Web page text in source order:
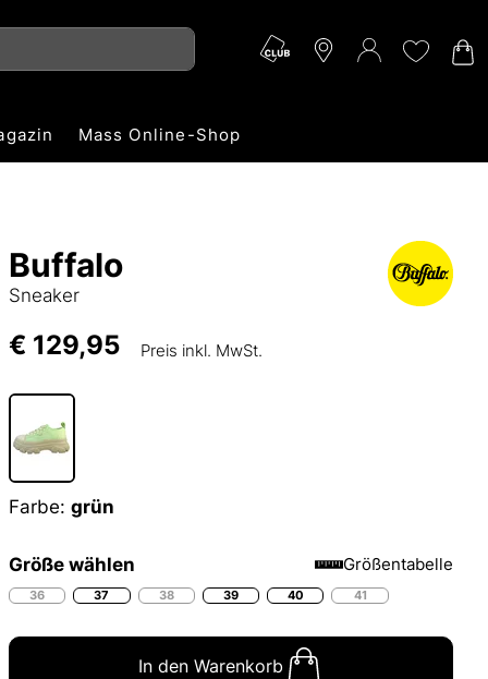
Mass Online-Shop
Buffalo
Sneaker
€ 129,95 Preis inkl. MwSt.
Farbe: grün
Größe wählen Größentabelle
36 37 38 39 40 41
In den Warenkorb